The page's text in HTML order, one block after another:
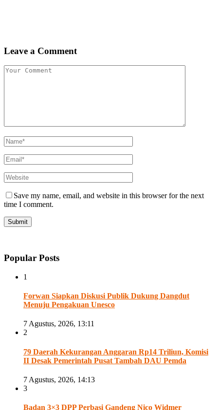
Leave a Comment
Save my name, email, and website in this browser for the next
time I comment.
Popular Posts
1
Forwan Siapkan Diskusi Publik Dukung Dangdut
Menuju Pengakuan Unesco
7 Agustus, 2026, 13:11
2
79 Daerah Kekurangan Anggaran Rp14 Triliun, Komisi
II Desak Pemerintah Pusat Tambah DAU Pemda
7 Agustus, 2026, 14:13
3
Badan 3×3 DPP Perbasi Gandeng Nico Widmer